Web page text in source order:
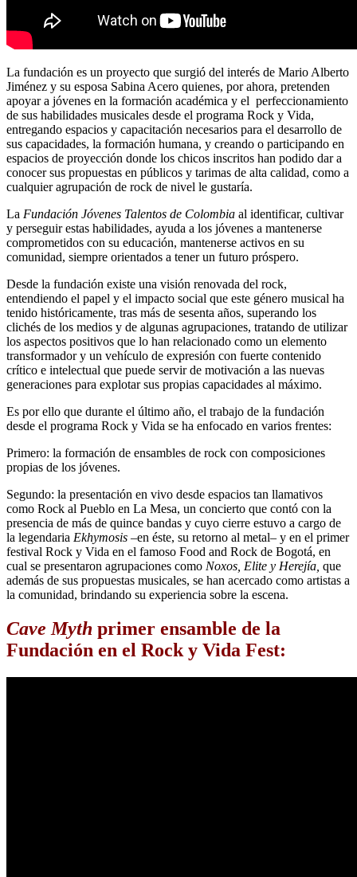
La fundación es un proyecto que surgió del interés de Mario Alberto
Jiménez y su esposa Sabina Acero quienes, por ahora, pretenden
apoyar a jóvenes en la formación académica y el perfeccionamiento
de sus habilidades musicales desde el programa Rock y Vida,
entregando espacios y capacitación necesarios para el desarrollo de
sus capacidades, la formación humana, y creando o participando en
espacios de proyección donde los chicos inscritos han podido dar a
conocer sus propuestas en públicos y tarimas de alta calidad, como a
cualquier agrupación de rock de nivel le gustaría.
La Fundación Jóvenes Talentos de Colombia al identificar, cultivar
y perseguir estas habilidades, ayuda a los jóvenes a mantenerse
comprometidos con su educación, mantenerse activos en su
comunidad, siempre orientados a tener un futuro próspero.
Desde la fundación existe una visión renovada del rock,
entendiendo el papel y el impacto social que este género musical ha
tenido históricamente, tras más de sesenta años, superando los
clichés de los medios y de algunas agrupaciones, tratando de utilizar
los aspectos positivos que lo han relacionado como un elemento
transformador y un vehículo de expresión con fuerte contenido
crítico e intelectual que puede servir de motivación a las nuevas
generaciones para explotar sus propias capacidades al máximo.
Es por ello que durante el último año, el trabajo de la fundación
desde el programa Rock y Vida se ha enfocado en varios frentes:
Primero: la formación de ensambles de rock con composiciones
propias de los jóvenes.
Segundo: la presentación en vivo desde espacios tan llamativos
como Rock al Pueblo en La Mesa, un concierto que contó con la
presencia de más de quince bandas y cuyo cierre estuvo a cargo de
la legendaria Ekhymosis –en éste, su retorno al metal– y en el primer
festival Rock y Vida en el famoso Food and Rock de Bogotá, en
cual se presentaron agrupaciones como Noxos, Elite y Herejía, que
además de sus propuestas musicales, se han acercado como artistas a
la comunidad, brindando su experiencia sobre la escena.
Cave Myth primer ensamble de la
Fundación en el Rock y Vida Fest: